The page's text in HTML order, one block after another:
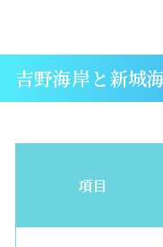
吉野海岸と新城
項目